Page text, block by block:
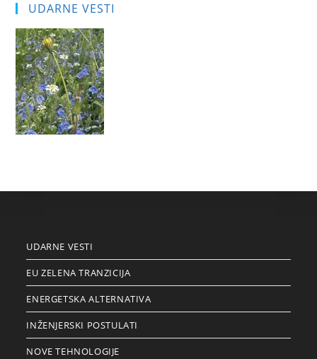
UDARNE VESTI
UDARNE VESTI
EU ZELENA TRANZICIJA
ENERGETSKA ALTERNATIVA
INŽENJERSKI POSTULATI
NOVE TEHNOLOGIJE